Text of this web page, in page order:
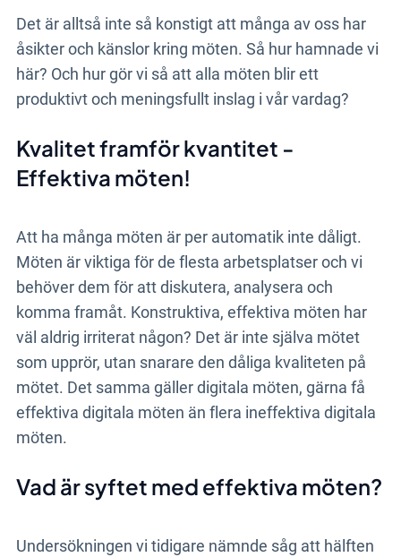
Det är alltså inte så konstigt att många av oss har
åsikter och känslor kring möten. Så hur hamnade vi
här? Och hur gör vi så att alla möten blir ett
produktivt och meningsfullt inslag i vår vardag?
Kvalitet framför kvantitet -
Effektiva möten!
Att ha många möten är per automatik inte dåligt.
Möten är viktiga för de flesta arbetsplatser och vi
behöver dem för att diskutera, analysera och
komma framåt. Konstruktiva, effektiva möten har
väl aldrig irriterat någon? Det är inte själva mötet
som upprör, utan snarare den dåliga kvaliteten på
mötet. Det samma gäller digitala möten, gärna få
effektiva digitala möten än flera ineffektiva digitala
möten.
Vad är syftet med effektiva möten?
Undersökningen vi tidigare nämnde såg att hälften